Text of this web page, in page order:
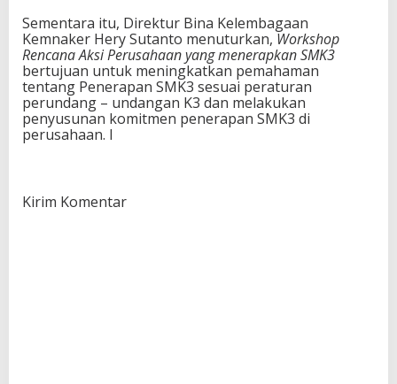
Sementara itu, Direktur Bina Kelembagaan
Kemnaker Hery Sutanto menuturkan, Workshop
Rencana Aksi Perusahaan yang menerapkan SMK3
bertujuan untuk meningkatkan pemahaman
tentang Penerapan SMK3 sesuai peraturan
perundang – undangan K3 dan melakukan
penyusunan komitmen penerapan SMK3 di
perusahaan. I
Kirim Komentar